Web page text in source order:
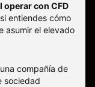
con CFD
entiendes cómo
asumir el elevado
compañía de
sociedad